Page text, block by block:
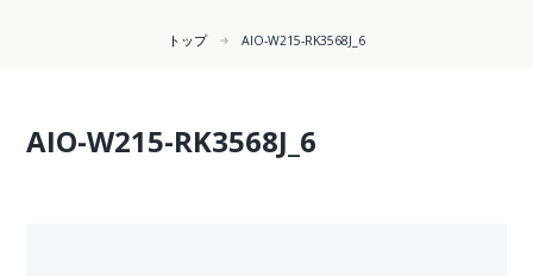
トップ AIO-W215-RK3568J_6
AIO-W215-RK3568J_6